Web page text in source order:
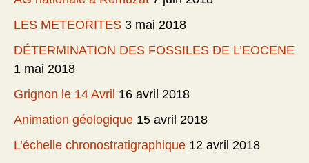
LES METEORITES 3 mai 2018
DÉTERMINATION DES FOSSILES DE L’EOCENE
1 mai 2018
Grignon le 14 Avril 16 avril 2018
Animation géologique 15 avril 2018
L’échelle chronostratigraphique 12 avril 2018